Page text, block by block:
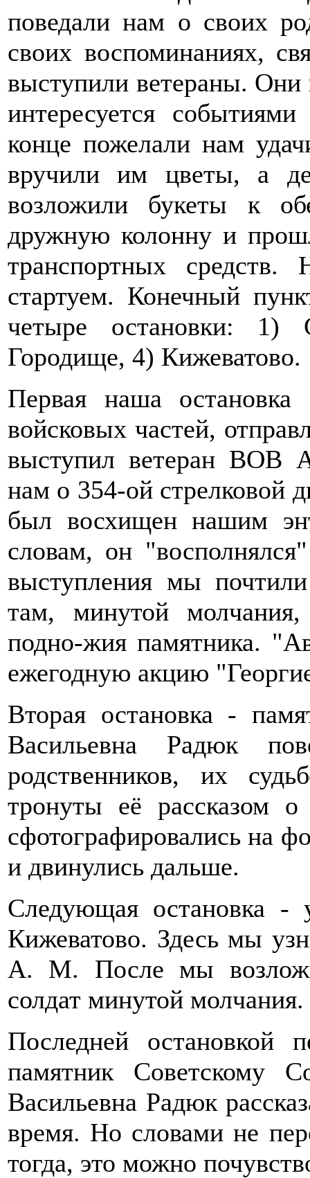
поведали нам о своих
своих воспоминаниях,
выступили ветераны.
интересуется
конце пожелали нам
вручили им цветы, а
возложили букеты к
дружную колонну и
транспортных
стартуем. Конечный
четыре остановки: 1)
Городище, 4) Кижеватово.
Первая наша
войсковых частей,
выступил ветеран ВОВ
нам о 354-ой стрелковой
был восхищен нашим
словам, он
выступления мы
там, минутой
подно-жия памятника.
ежегодную акцию
Вторая остановка -
Васильевна Радюк
родственников, их
тронуты её рассказом
сфотографировались на
и двинулись дальше.
Следующая остановка -
Кижеватово. Здесь мы
А. М. После мы
солдат минутой молчания.
Последней остановкой
памятник Советскому
Васильевна Радюк
время. Но словами не
тогда, это можно